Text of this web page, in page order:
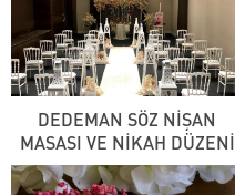
DEDEMAN SÖZ NİŞAN
MASASI VE NİKAH DÜZENİ